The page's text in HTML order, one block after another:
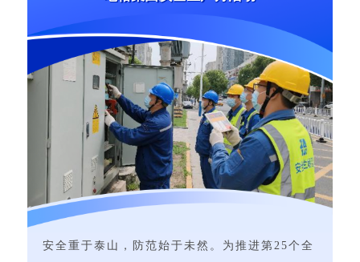
安全重于泰山，防范始于未然。为推进第25个全